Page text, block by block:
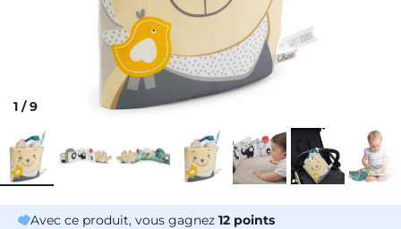
1 /9
Avec ce produit, vous gagnez 12 points